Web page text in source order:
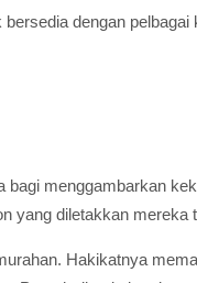
dengan
menggambarkan
yang diletakkan mereka
Hakikatnya